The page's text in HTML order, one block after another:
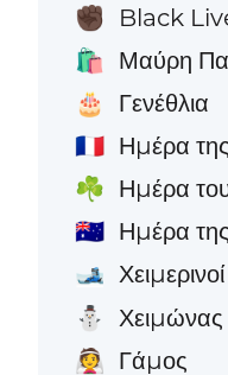
✊🏿 Black
🛍️ Μαύρη
🎂 Γενέθλια
🇫🇷 Ημέρα
☘️ Ημέρα
🇦🇺 Ημέρα
🎿
⛄ Χειμώνας
👰 Γάμος